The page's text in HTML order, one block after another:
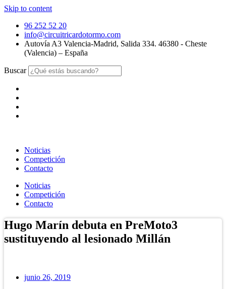
Skip to content
96 252 52 20
info@circuitricardotormo.com
Autovía A3 Valencia-Madrid, Salida 334. 46380 - Cheste
(Valencia) – España
Buscar
Noticias
Competición
Contacto
Noticias
Competición
Contacto
Hugo Marín debuta en PreMoto3
sustituyendo al lesionado Millán
junio 26, 2019